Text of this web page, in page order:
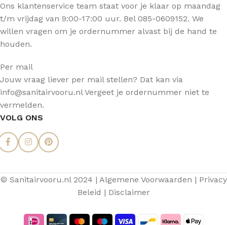
Ons klantenservice team staat voor je klaar op maandag
t/m vrijdag van 9:00-17:00 uur. Bel 085-0609152. We
willen vragen om je ordernummer alvast bij de hand te
houden.
Per mail
Jouw vraag liever per mail stellen? Dat kan via
info@sanitairvooru.nl Vergeet je ordernummer niet te
vermelden.
VOLG ONS
© Sanitairvooru.nl 2024 | Algemene Voorwaarden | Privacy
Beleid | Disclaimer